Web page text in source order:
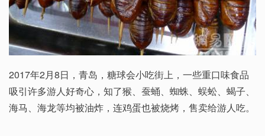
2017年2月8日，青岛，糖球会小吃街上，一些重口味食品
吸引许多游人好奇心，知了猴、蚕蛹、蜘蛛、蜈蚣、蝎子、
海马、海龙等均被油炸，连鸡蛋也被烧烤，售卖给游人吃。